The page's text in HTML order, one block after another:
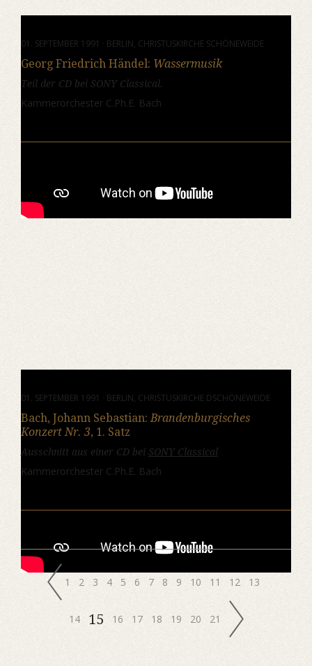
01. SEPTEMBER 1991 · BERLIN, CHRISTUSKIRCHE SCHÖNEWEIDE
Georg Friedrich Händel: Wassermusik
Teil der CD bei SONY Classical.
Kammerorchester C.Ph.E. Bach
01. SEPTEMBER 1991 · BERLIN, CHRISTUSKIRCHE DSCHÖNEWEIDE
Bach, Johann Sebastian:Brandenburgisches
Konzert Nr. 3, 1. Satz
Ausschnitt aus einer CD bei SONY Classical
Kammerorchester C.Ph.E. Bach
1 2 3 4 5 6 7 8 9 10 11 12 13
14 15 16 17 18 19 20 21